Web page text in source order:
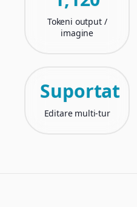
Tokeni output /
imagine
Suportat
Editare multi-tur